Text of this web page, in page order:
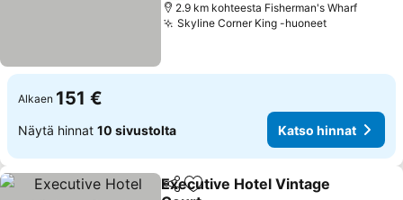
2.9 km kohteesta Fisherman's Wharf
Skyline Corner King -huoneet
Alkaen 151 €
Näytä hinnat 10 sivustolta Katso hinnat
Jaa Lisää suosikkeihin
Executive Hotel Vintage